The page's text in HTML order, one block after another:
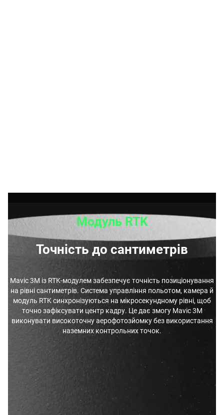
Модуль RTK
Точність до сантиметрів
Mavic 3M із RTK-модулем забезпечує точність позиціонування
на рівні сантиметрів. Система управління польотом, камера й
модуль RTK синхронізуються на мікросекундному рівні, щоб
точно зафіксувати центр кадру. Це дає змогу Mavic 3M
виконувати високоточну аерофотозйомку без використання
наземних контрольних точок.